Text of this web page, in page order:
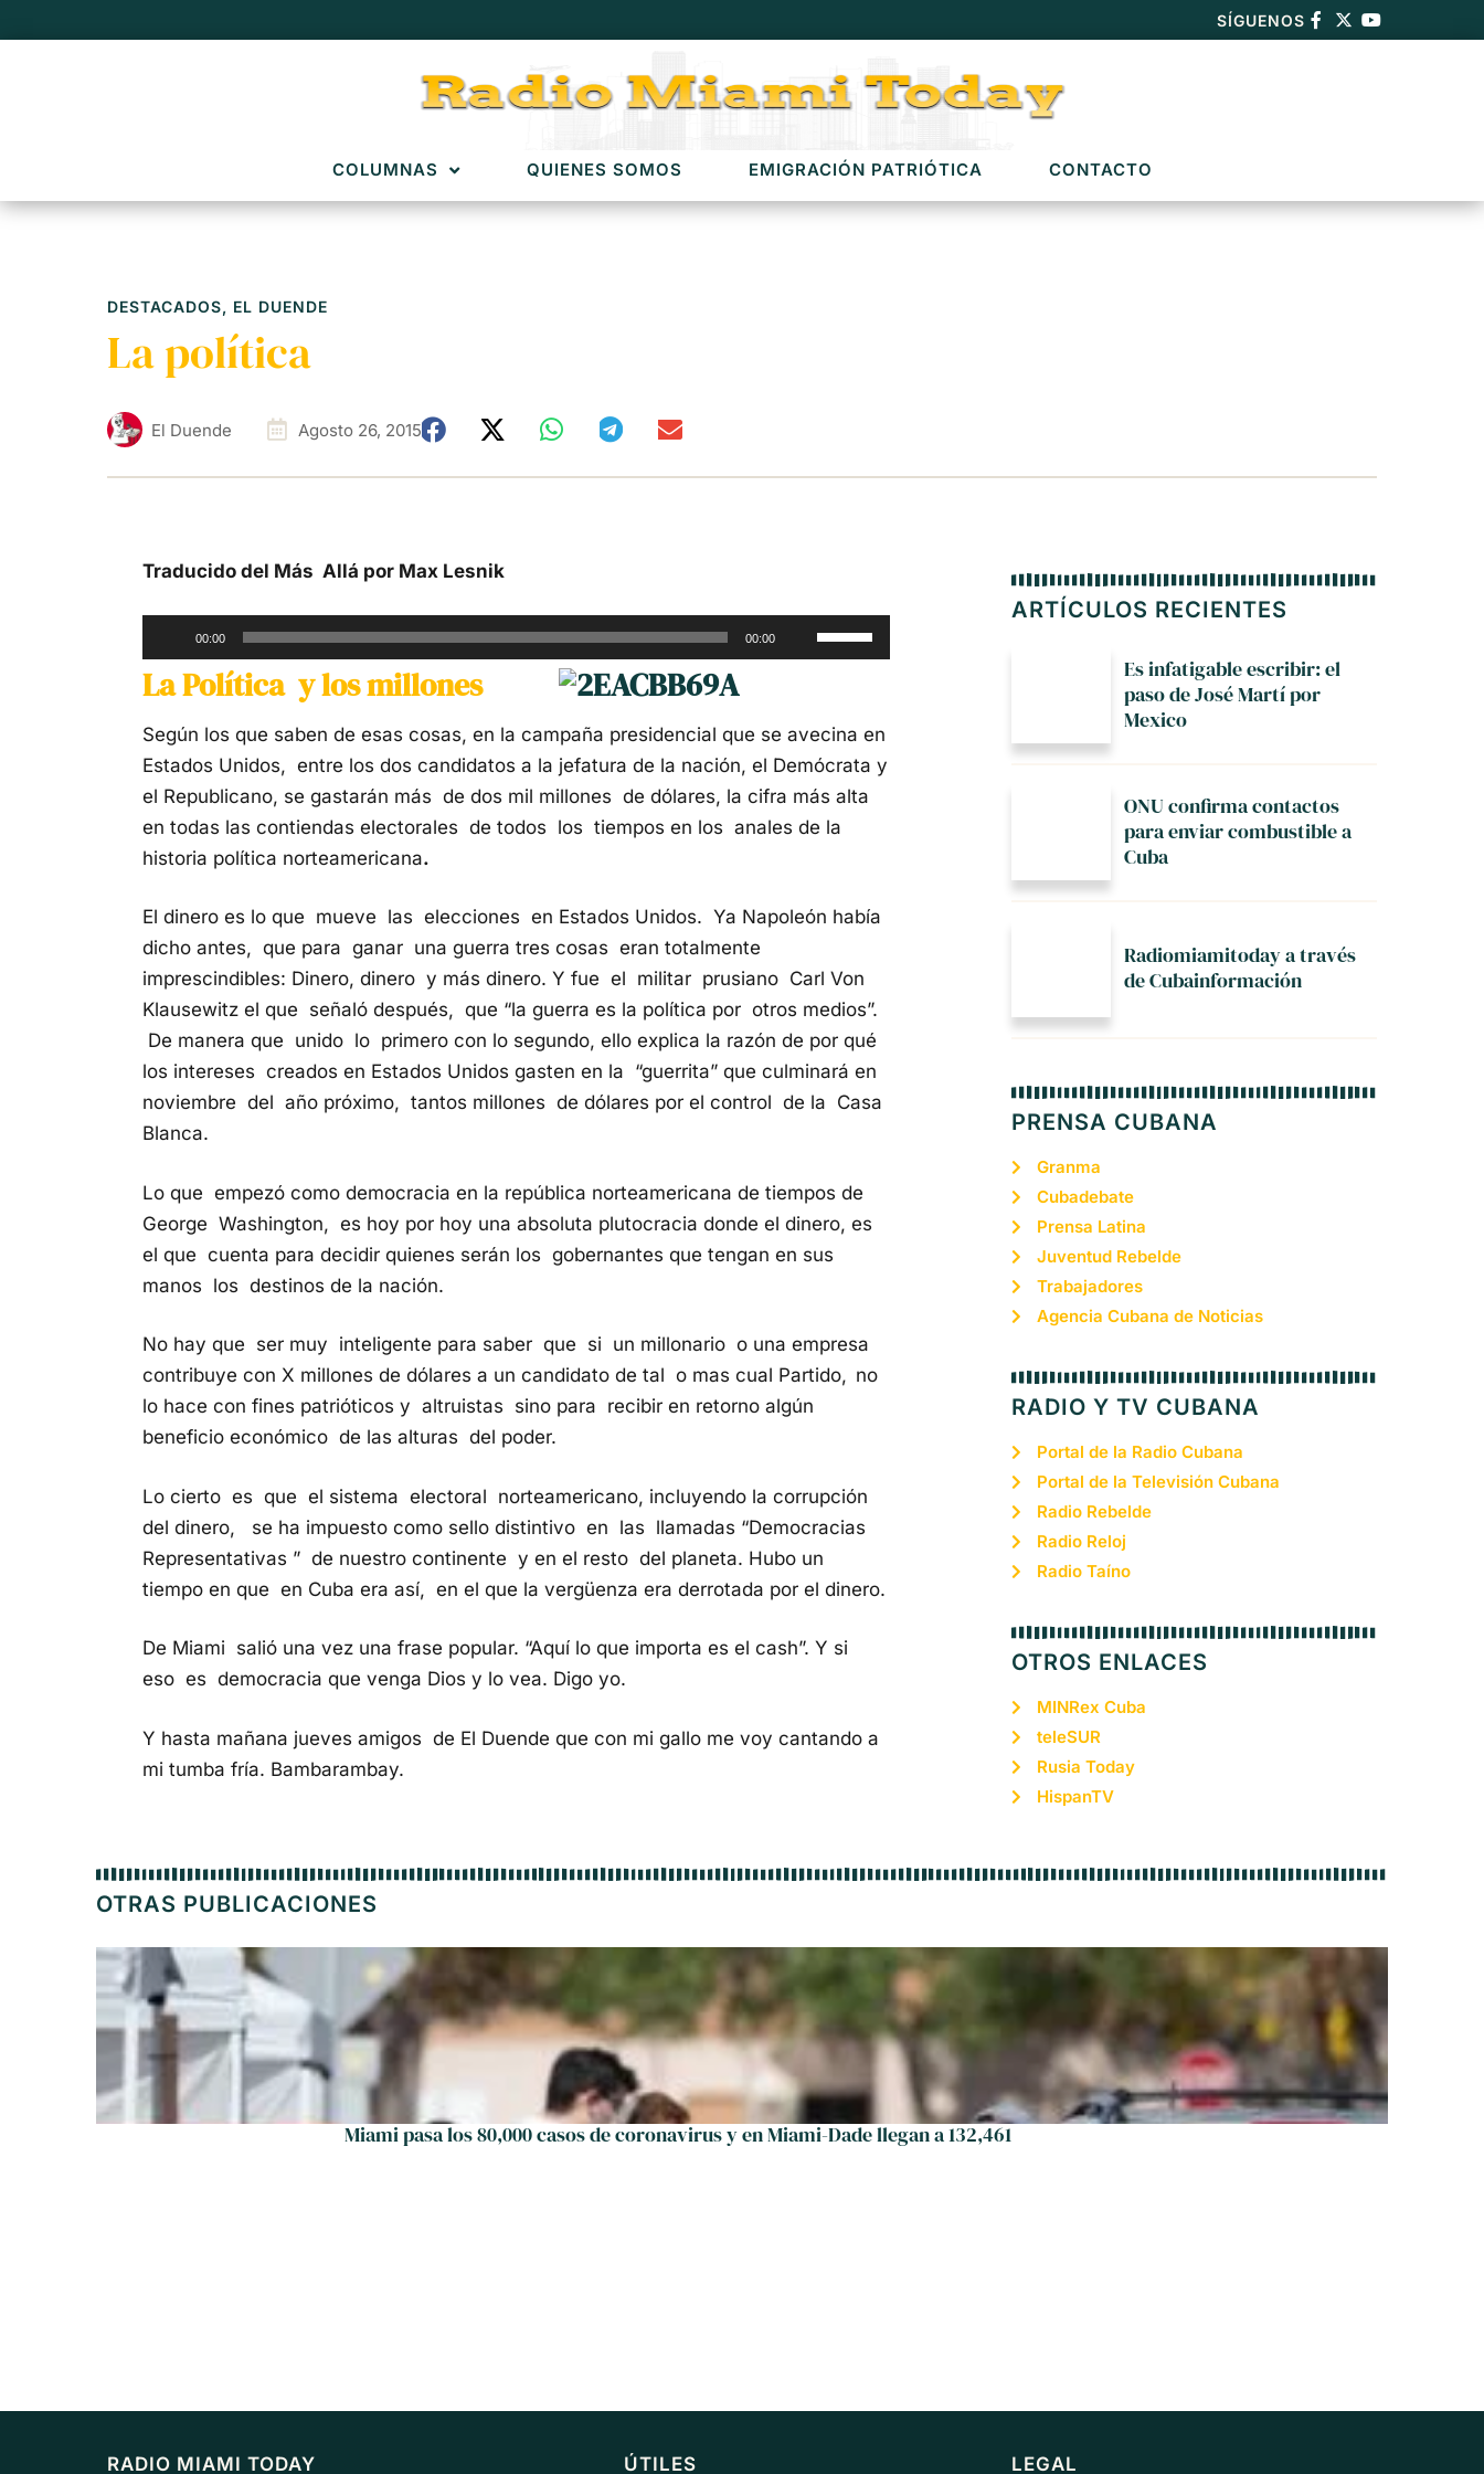
SÍGUENOS
COLUMNAS QUIENES SOMOS EMIGRACIÓN PATRIÓTICA CONTACTO
DESTACADOS, EL DUENDE
La política
El Duende Agosto 26, 2015
Traducido del Más Allá por Max Lesnik
Reproductor
de
audio
00:00 00:00
Utiliza
las
arriba/abajo
disminuir
volumen.
La Política y los millones
Según los que saben de esas cosas, en la campaña presidencial que se avecina en
Estados Unidos, entre los dos candidatos a la jefatura de la nación, el Demócrata y
el Republicano, se gastarán más de dos mil millones de dólares, la cifra más alta
en todas las contiendas electorales de todos los tiempos en los anales de la
historia política norteamericana.
El dinero es lo que mueve las elecciones en Estados Unidos. Ya Napoleón había
dicho antes, que para ganar una guerra tres cosas eran totalmente
imprescindibles: Dinero, dinero y más dinero. Y fue el militar prusiano Carl Von
Klausewitz el que señaló después, que “la guerra es la política por otros medios”.
De manera que unido lo primero con lo segundo, ello explica la razón de por qué
los intereses creados en Estados Unidos gasten en la “guerrita” que culminará en
noviembre del año próximo, tantos millones de dólares por el control de la Casa
Blanca.
Lo que empezó como democracia en la república norteamericana de tiempos de
George Washington, es hoy por hoy una absoluta plutocracia donde el dinero, es
el que cuenta para decidir quienes serán los gobernantes que tengan en sus
manos los destinos de la nación.
No hay que ser muy inteligente para saber que si un millonario o una empresa
contribuye con X millones de dólares a un candidato de tal o mas cual Partido, no
lo hace con fines patrióticos y altruistas sino para recibir en retorno algún
beneficio económico de las alturas del poder.
Lo cierto es que el sistema electoral norteamericano, incluyendo la corrupción
del dinero, se ha impuesto como sello distintivo en las llamadas “Democracias
Representativas ” de nuestro continente y en el resto del planeta. Hubo un
tiempo en que en Cuba era así, en el que la vergüenza era derrotada por el dinero.
De Miami salió una vez una frase popular. “Aquí lo que importa es el cash”. Y si
eso es democracia que venga Dios y lo vea. Digo yo.
Y hasta mañana jueves amigos de El Duende que con mi gallo me voy cantando a
mi tumba fría. Bambarambay.
ARTÍCULOS RECIENTES
Es infatigable escribir: el
paso de José Martí por
Mexico
ONU confirma contactos
para enviar combustible a
Cuba
Radiomiamitoday a través
de Cubainformación
PRENSA CUBANA
Granma
Cubadebate
Prensa Latina
Juventud Rebelde
Trabajadores
Agencia Cubana de Noticias
RADIO Y TV CUBANA
Portal de la Radio Cubana
Portal de la Televisión Cubana
Radio Rebelde
Radio Reloj
Radio Taíno
OTROS ENLACES
MINRex Cuba
teleSUR
Rusia Today
HispanTV
OTRAS PUBLICACIONES
Miami pasa los 80,000 casos de coronavirus y en Miami-Dade llegan a 132,461
RADIO MIAMI TODAY ÚTILES LEGAL